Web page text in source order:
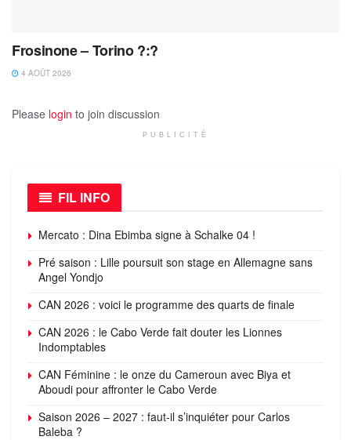
Frosinone – Torino ?:?
4 AOÛT 2026
Please login to join discussion
PUBLICITÉ
FIL INFO
Mercato : Dina Ebimba signe à Schalke 04 !
Pré saison : Lille poursuit son stage en Allemagne sans
Angel Yondjo
CAN 2026 : voici le programme des quarts de finale
CAN 2026 : le Cabo Verde fait douter les Lionnes
Indomptables
CAN Féminine : le onze du Cameroun avec Biya et
Aboudi pour affronter le Cabo Verde
Saison 2026 – 2027 : faut-il s’inquiéter pour Carlos
Baleba ?